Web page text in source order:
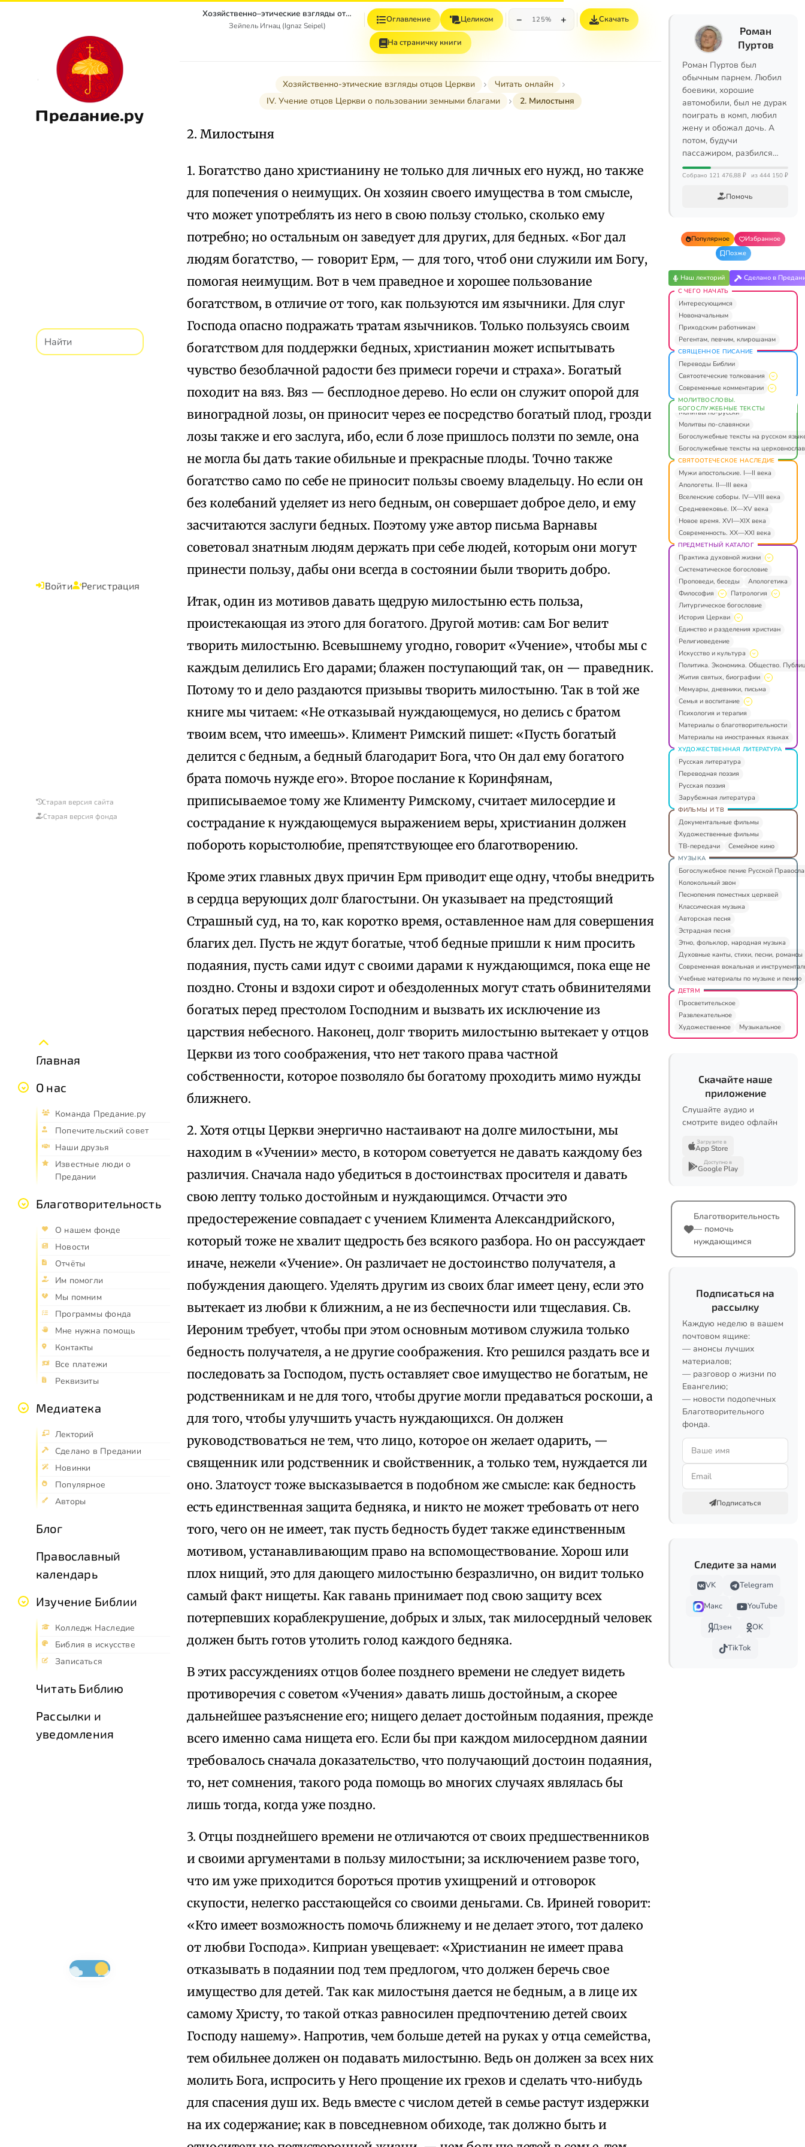
Предание.ру
Войти Регистрация
Старая версия сайта
Старая версия фонда
Главная
О нас
Команда Предание.ру
Попечительский совет
Наши друзья
Известные люди о
Предании
Благотворительность
О нашем фонде
Новости
Отчёты
Им помогли
Мы помним
Программы фонда
Мне нужна помощь
Контакты
Все платежи
Реквизиты
Медиатека
Лекторий
Сделано в Предании
Новинки
Популярное
Авторы
Блог
Православный
календарь
Изучение Библии
Колледж Наследие
Библия в искусстве
Записаться
Читать Библию
Рассылки и
уведомления
Хозяйственно–этические взгляды отцов Церкви
Зейпель Игнац (Ignaz Seipel)
Оглавление Целиком − 125% + Скачать
На страничку книги
Хозяйственно-этические взгляды отцов Церкви
Читать онлайн
IV. Учение отцов Церкви о пользовании земными благами
2. Милостыня
2. Милостыня
1. Богатство дано христианину не только для личных его нужд, но также
для попечения о неимущих. Он хозяин своего имущества в том смысле,
что может употреблять из него в свою пользу столько, сколько ему
потребно; но остальным он заведует для других, для бедных. «Бог дал
людям богатство, — говорит Ерм, — для того, чтоб они служили им Богу,
помогая неимущим. Вот в чем праведное и хорошее пользование
богатством, в отличие от того, как пользуются им язычники. Для слуг
Господа опасно подражать тратам язычников. Только пользуясь своим
богатством для поддержки бедных, христианин может испытывать
чувство безоблачной радости без примеси горечи и страха». Богатый
походит на вяз. Вяз — бесплодное дерево. Но если он служит опорой для
виноградной лозы, он приносит через ее посредство богатый плод, грозди
лозы также и его заслуга, ибо, если б лозе пришлось ползти по земле, она
не могла бы дать такие обильные и прекрасные плоды. Точно также
богатство само по себе не приносит пользы своему владельцу. Но если он
без колебаний уделяет из него бедным, он совершает доброе дело, и ему
засчитаются заслуги бедных. Поэтому уже автор письма Варнавы
советовал знатным людям держать при себе людей, которым они могут
принести пользу, дабы они всегда в состоянии были творить добро.
Итак, один из мотивов давать щедрую милостыню есть польза,
проистекающая из этого для богатого. Другой мотив: сам Бог велит
творить милостыню. Всевышнему угодно, говорит «Учение», чтобы мы с
каждым делились Его дарами; блажен поступающий так, он — праведник.
Потому то и дело раздаются призывы творить милостыню. Так в той же
книге мы читаем: «Не отказывай нуждающемуся, но делись с братом
твоим всем, что имеешь». Климент Римский пишет: «Пусть богатый
делится с бедным, а бедный благодарит Бога, что Он дал ему богатого
брата помочь нужде его». Второе послание к Коринфянам,
приписываемое тому же Клименту Римскому, считает милосердие и
сострадание к нуждающемуся выражением веры, христианин должен
побороть корыстолюбие, препятствующее его благотворению.
Кроме этих главных двух причин Ерм приводит еще одну, чтобы внедрить
в сердца верующих долг благостыни. Он указывает на предстоящий
Страшный суд, на то, как коротко время, оставленное нам для совершения
благих дел. Пусть не ждут богатые, чтоб бедные пришли к ним просить
подаяния, пусть сами идут с своими дарами к нуждающимся, пока еще не
поздно. Стоны и вздохи сирот и обездоленных могут стать обвинителями
богатых перед престолом Господним и вызвать их исключение из
царствия небесного. Наконец, долг творить милостыню вытекает у отцов
Церкви из того соображения, что нет такого права частной
собственности, которое позволяло бы богатому проходить мимо нужды
ближнего.
2. Хотя отцы Церкви энергично настаивают на долге милостыни, мы
находим в «Учении» место, в котором советуется не давать каждому без
различия. Сначала надо убедиться в достоинствах просителя и давать
свою лепту только достойным и нуждающимся. Отчасти это
предостережение совпадает с учением Климента Александрийского,
который тоже не хвалит щедрость без всякого разбора. Но он рассуждает
иначе, нежели «Учение». Он различает не достоинство получателя, а
побуждения дающего. Уделять другим из своих благ имеет цену, если это
вытекает из любви к ближним, а не из беспечности или тщеславия. Св.
Иероним требует, чтобы при этом основным мотивом служила только
бедность получателя, а не другие соображения. Кто решился раздать все и
последовать за Господом, пусть оставляет свое имущество не богатым, не
родственникам и не для того, чтобы другие могли предаваться роскоши, а
для того, чтобы улучшить участь нуждающихся. Он должен
руководствоваться не тем, что лицо, которое он желает одарить, —
священник или родственник и свойственник, а только тем, нуждается ли
оно. Златоуст тоже высказывается в подобном же смысле: как бедность
есть единственная защита бедняка, и никто не может требовать от него
того, чего он не имеет, так пусть бедность будет также единственным
мотивом, устанавливающим право на вспомоществование. Хорош или
плох нищий, это для дающего милостыню безразлично, он видит только
самый факт нищеты. Как гавань принимает под свою защиту всех
потерпевших кораблекрушение, добрых и злых, так милосердный человек
должен быть готов утолить голод каждого бедняка.
В этих рассуждениях отцов более позднего времени не следует видеть
противоречия с советом «Учения» давать лишь достойным, а скорее
дальнейшее разъяснение его; нищего делает достойным подаяния, прежде
всего именно сама нищета его. Если бы при каждом милосердном даянии
требовалось сначала доказательство, что получающий достоин подаяния,
то, нет сомнения, такого рода помощь во многих случаях являлась бы
лишь тогда, когда уже поздно.
3. Отцы позднейшего времени не отличаются от своих предшественников
и своими аргументами в пользу милостыни; за исключением разве того,
что им уже приходится бороться против ухищрений и отговорок
скупости, нелегко расстающейся со своими деньгами. Св. Ириней говорит:
«Кто имеет возможность помочь ближнему и не делает этого, тот далеко
от любви Господа». Киприан увещевает: «Христианин не имеет права
отказывать в подаянии под тем предлогом, что должен беречь свое
имущество для детей. Так как милостыня дается не бедным, а в лице их
самому Христу, то такой отказ равносилен предпочтению детей своих
Господу нашему». Напротив, чем больше детей на руках у отца семейства,
тем обильнее должен он подавать милостыню. Ведь он должен за всех них
молить Бога, испросить у Него прощение их грехов и сделать что‑нибудь
для спасения душ их. Ведь вместе с числом детей в семье растут издержки
на их содержание; как в повседневном обиходе, так должно быть и
Роман
Пуртов
Роман Пуртов был
обычным парнем. Любил
боевики, хорошие
автомобили, был не дурак
поиграть в комп, любил
жену и обожал дочь. А
потом, будучи
пассажиром, разбился…
Собрано 121 476,88 ₽ из 444 150 ₽
Помочь
Популярное
Избранное
Позже
Наш лекторий Сделано в
С ЧЕГО НАЧАТЬ
Интересующимся
Новоначальным
Приходским работникам
Регентам, певчим, клирошанам
СВЯЩЕННОЕ ПИСАНИЕ
Переводы Библии
Святоотеческие толкования
Современные комментарии
МОЛИТВОСЛОВЫ.
БОГОСЛУЖЕБНЫЕ ТЕКСТЫ
Молитвы по-русски
Молитвы по-славянски
Богослужебные тексты на русском
Богослужебные тексты на
СВЯТООТЕЧЕСКОЕ НАСЛЕДИЕ
Мужи апостольские. I—II века
Апологеты. II—III века
Вселенские соборы. IV—VIII века
Средневековье. IX—XV века
Новое время. XVI—XIX века
Современность. XX—XXI века
ПРЕДМЕТНЫЙ КАТАЛОГ
Практика духовной жизни
Систематическое богословие
Проповеди, беседы
Апологетика
Философия
Патрология
Литургическое богословие
История Церкви
Единство и разделения христиан
Религиоведение
Искусство и культура
Политика. Экономика. Общество.
Жития святых, биографии
Мемуары, дневники, письма
Семья и воспитание
Психология и терапия
Материалы о благотворительности
Материалы на иностранных языках
ХУДОЖЕСТВЕННАЯ ЛИТЕРАТУРА
Русская литература
Переводная поэзия
Русская поэзия
Зарубежная литература
ФИЛЬМЫ И ТВ
Документальные фильмы
Художественные фильмы
ТВ-передачи
Семейное кино
МУЗЫКА
Богослужебное пение Русской
Колокольный звон
Песнопения поместных церквей
Классическая музыка
Авторская песня
Эстрадная песня
Этно, фольклор, народная музыка
Духовные канты, стихи, песни, романсы
Современная вокальная и
Учебные материалы по музыке и пению
ДЕТЯМ
Просветительское
Развлекательное
Художественное
Музыкальное
Скачайте наше
приложение
Слушайте аудио и
смотрите видео офлайн
Загрузите в
App Store
Доступно в
Google Play
Благотворительность
— помочь
нуждающимся
Подписаться на
рассылку
Каждую неделю в вашем
почтовом ящике:
— анонсы лучших
материалов;
— разговор о жизни по
Евангелию;
— новости подопечных
Благотворительного
фонда.
Подписаться
Следите за нами
VK
Telegram
Макс
YouTube
Дзен
OK
TikTok